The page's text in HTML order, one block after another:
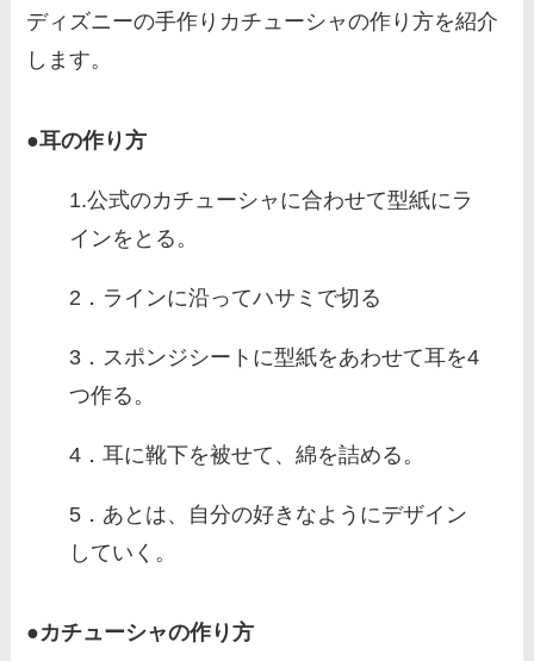
ディズニーの手作りカチューシャの作り方を紹介
します。
●耳の作り方
1.公式のカチューシャに合わせて型紙にラ
インをとる。
2．ラインに沿ってハサミで切る
3．スポンジシートに型紙をあわせて耳を4
つ作る。
4．耳に靴下を被せて、綿を詰める。
5．あとは、自分の好きなようにデザイン
していく。
●カチューシャの作り方